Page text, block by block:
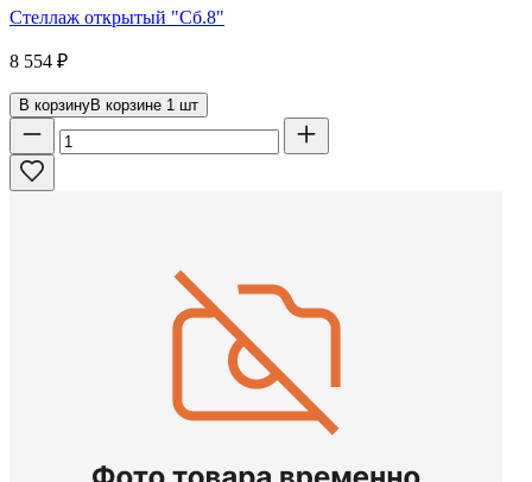
Стеллаж открытый "Сб.8"
8 554 ₽
В корзинуВ корзине 1 шт